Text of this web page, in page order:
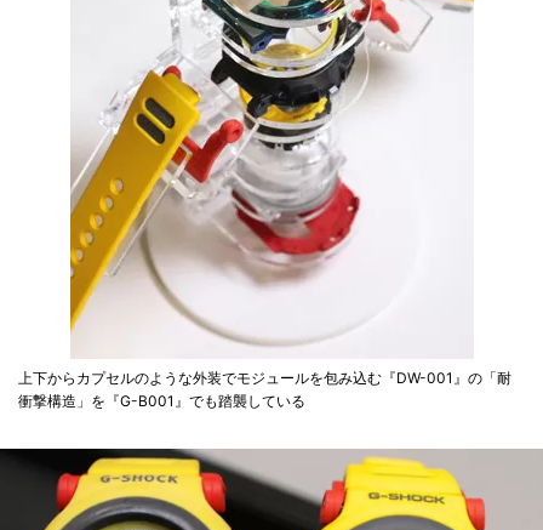
上下からカプセルのような外装でモジュールを包み込む『DW-001』の「耐
衝撃構造」を『G-B001』でも踏襲している